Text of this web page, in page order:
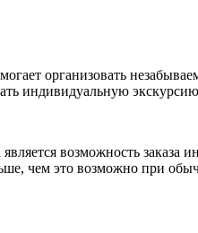
организовать
индивидуальную
возможность
чем это возможно при